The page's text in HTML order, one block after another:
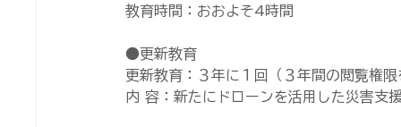
教育時間：おおよそ4時間
●更新教育
更新教育：３年に１回（３年間の閲覧権
内 容：新たにドローンを活用した災害支